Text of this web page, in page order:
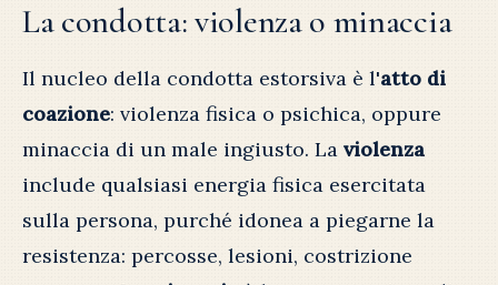
La condotta: violenza o minaccia
Il nucleo della condotta estorsiva è l'atto di
coazione: violenza fisica o psichica, oppure
minaccia di un male ingiusto. La violenza
include qualsiasi energia fisica esercitata
sulla persona, purché idonea a piegarne la
resistenza: percosse, lesioni, costrizione